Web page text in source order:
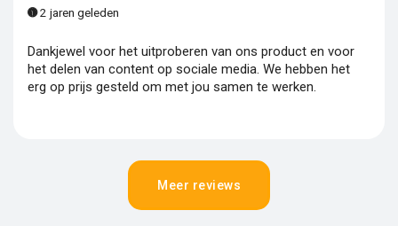
2 jaren geleden
Dankjewel voor het uitproberen van ons product en voor
het delen van content op sociale media. We hebben het
erg op prijs gesteld om met jou samen te werken.
Meer reviews